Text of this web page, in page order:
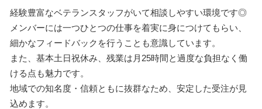
経験豊富なベテランスタッフがいて相談しやすい環境です◎
メンバーには一つひとつの仕事を着実に身につけてもらい、
細かなフィードバックを行うことも意識しています。
また、基本土日祝休み、残業は月25時間と過度な負担なく働
ける点も魅力です。
地域での知名度・信頼ともに抜群なため、安定した受注が見
込めます。